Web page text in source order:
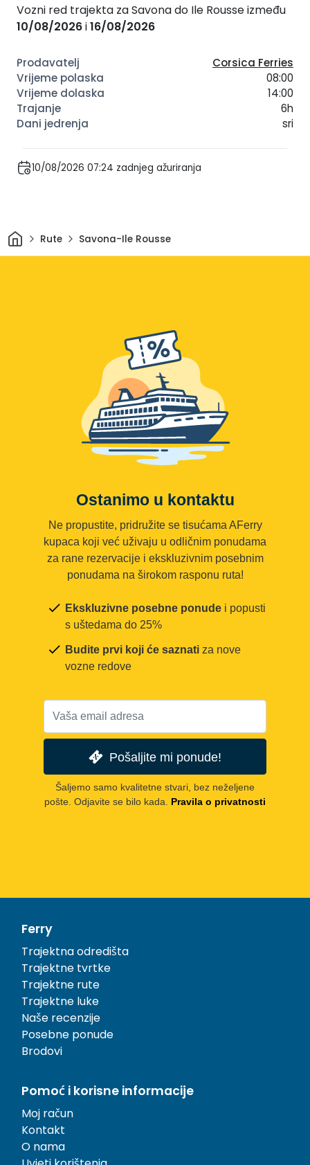
Vozni red trajekta za Savona do Ile Rousse između
10/08/2026i16/08/2026
Corsica Ferries
08:00
14:00
6h
sri
10/08/2026 07:24 zadnjeg ažuriranja
DomRute Savona-Ile Rousse
Ostanimo u kontaktu
Ne propustite, pridružite se tisućama AFerry
kupaca koji već uživaju u odličnim ponudama
za rane rezervacije i ekskluzivnim posebnim
ponudama na širokom rasponu ruta!
Ekskluzivne posebne ponude i popusti
s uštedama do 25%
Budite prvi koji će saznati za nove
vozne redove
Pošaljite mi ponude!
Šaljemo samo kvalitetne stvari, bez neželjene
pošte. Odjavite se bilo kada.
Pravila o privatnosti
Ferry
Trajektna odredišta
Trajektne tvrtke
Trajektne rute
Trajektne luke
Naše recenzije
Posebne ponude
Brodovi
Pomoć i korisne informacije
Moj račun
Kontakt
O nama